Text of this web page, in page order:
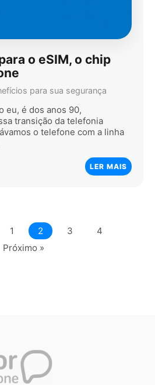
o eSIM, o chip
para sua segurança
eu, é dos anos 90,
transição da telefonia
o telefone com a linha
LER MAIS
1 2 3
4
Próximo »